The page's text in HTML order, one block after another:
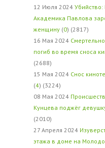
12 Июля 2024
Академика Павлова
женщину (0) (2817)
16 Мая 2024
погиб во время сноса
(2688)
15 Мая 2024 Снос
(4) (3224)
08 Мая 2024
Кунцева поджёг
(2010)
27 Апреля 2024
этажа в доме на